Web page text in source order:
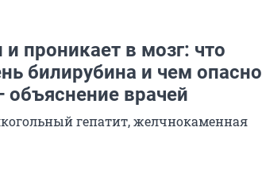
проникает в мозг: что
билирубина и чем опасно
врачей
гепатит, желчнокаменная